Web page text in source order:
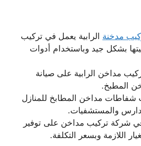
مدخنة الرابية يعمل في تركيب
بشكل جيد وباستخدام أدوات
مداخن الرابية على صيانة
المطبخ.
شفاطات مداخن المطابخ للمنازل
والمستشفيات.
شركة تركيب مداخن على توفير
اللازمة وبسعر التكلفة.